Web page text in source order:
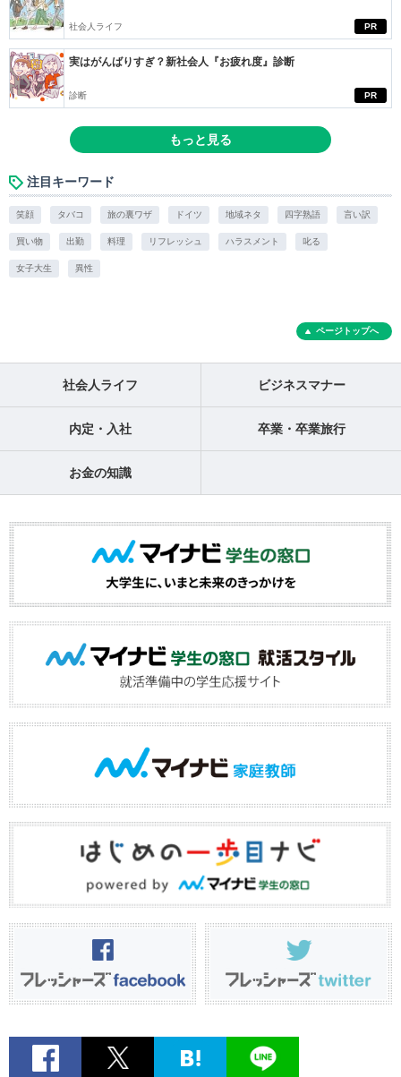
PR
社会人ライフ
PR
実はがんばりすぎ？新社会人『お疲れ度』診断
診断
もっと見る
注目キーワード
笑顔 タバコ 旅の裏ワザ ドイツ 地域ネタ 四字熟語 言い訳
買い物 出勤 料理 リフレッシュ ハラスメント 叱る
女子大生 異性
ページトップへ
社会人ライフ ビジネスマナー
内定・入社 卒業・卒業旅行
お金の知識